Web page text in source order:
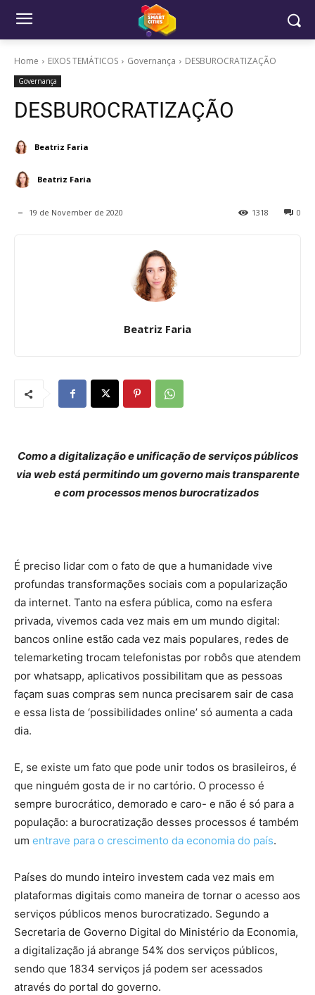
Home EIXOS TEMÁTICOS Governança DESBUROCRATIZAÇÃO
Governança
DESBUROCRATIZAÇÃO
Beatriz Faria
Beatriz Faria
19 de November de 2020 0
1318
Beatriz Faria
Como a digitalização e unificação de serviços públicos
via web está permitindo um governo mais transparente
e com processos menos burocratizados
É preciso lidar com o fato de que a humanidade vive
profundas transformações sociais com a popularização
da internet. Tanto na esfera pública, como na esfera
privada, vivemos cada vez mais em um mundo digital:
bancos online estão cada vez mais populares, redes de
telemarketing trocam telefonistas por robôs que atendem
por whatsapp, aplicativos possibilitam que as pessoas
façam suas compras sem nunca precisarem sair de casa
e essa lista de ‘possibilidades online’ só aumenta a cada
dia.
E, se existe um fato que pode unir todos os brasileiros, é
que ninguém gosta de ir no cartório. O processo é
sempre burocrático, demorado e caro- e não é só para a
população: a burocratização desses processos é também
um entrave para o crescimento da economia do país.
Países do mundo inteiro investem cada vez mais em
plataformas digitais como maneira de tornar o acesso aos
serviços públicos menos burocratizado. Segundo a
Secretaria de Governo Digital do Ministério da Economia,
a digitalização já abrange 54% dos serviços públicos,
sendo que 1834 serviços já podem ser acessados
através do portal do governo.